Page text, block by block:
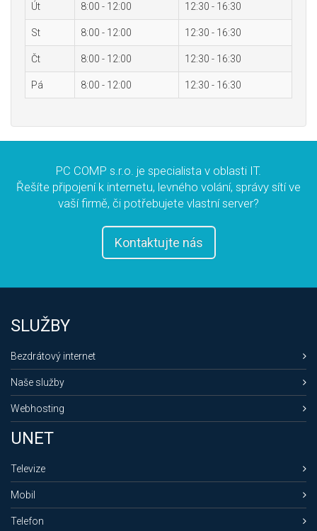
Út 8:00 - 12:00 12:30 - 16:30
St 8:00 - 12:00 12:30 - 16:30
Čt 8:00 - 12:00 12:30 - 16:30
Pá 8:00 - 12:00 12:30 - 16:30
PC COMP s.r.o. je specialista v oblasti IT.
Řešíte připojení k internetu, levného volání, správy sítí ve
vaší firmě, či potřebujete vlastní server?
Kontaktujte nás
SLUŽBY
Bezdrátový internet
Naše služby
Webhosting
UNET
Televize
Mobil
Telefon